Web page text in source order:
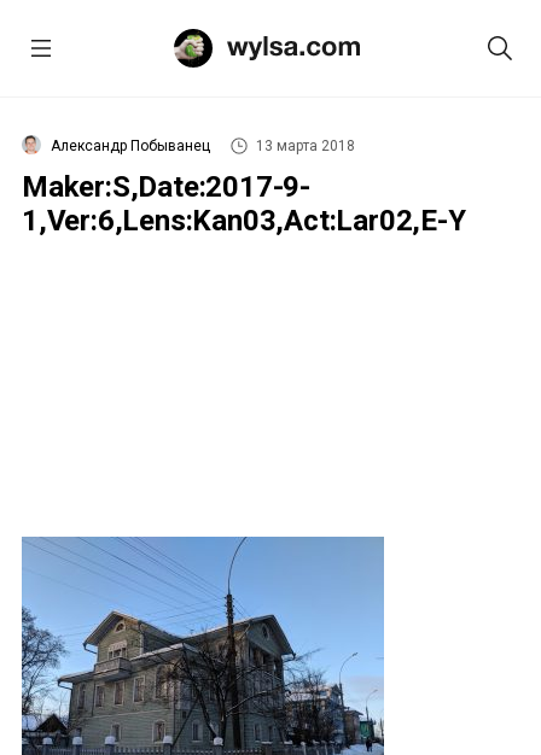
Александр Побыванец 13 марта 2018
Maker:S,Date:2017-9-
1,Ver:6,Lens:Kan03,Act:Lar02,E-Y